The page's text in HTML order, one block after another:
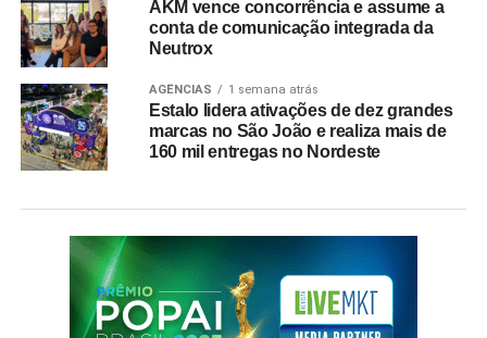
AKM vence concorrência e assume a
conta de comunicação integrada da
Neutrox
AGÊNCIAS 1 semana atrás
Estalo lidera ativações de dez grandes
marcas no São João e realiza mais de
160 mil entregas no Nordeste